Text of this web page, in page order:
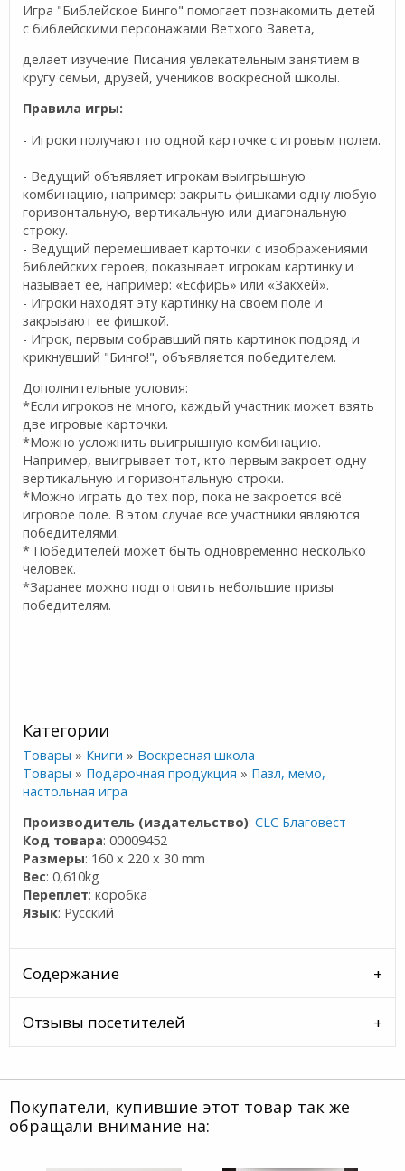
Игра "Библейское Бинго" помогает познакомить детей
с библейскими персонажами Ветхого Завета,
делает изучение Писания увлекательным занятием в
кругу семьи, друзей, учеников воскресной школы.
Правила игры:
- Игроки получают по одной карточке с игровым полем.
- Ведущий объявляет игрокам выигрышную
комбинацию, например: закрыть фишками одну любую
горизонтальную, вертикальную или диагональную
строку.
- Ведущий перемешивает карточки с изображениями
библейских героев, показывает игрокам картинку и
называет ее, например: «Есфирь» или «Закхей».
- Игроки находят эту картинку на своем поле и
закрывают ее фишкой.
- Игрок, первым собравший пять картинок подряд и
крикнувший "Бинго!", объявляется победителем.
Дополнительные условия:
*Если игроков не много, каждый участник может взять
две игровые карточки.
*Можно усложнить выигрышную комбинацию.
Например, выигрывает тот, кто первым закроет одну
вертикальную и горизонтальную строки.
*Можно играть до тех пор, пока не закроется всё
игровое поле. В этом случае все участники являются
победителями.
* Победителей может быть одновременно несколько
человек.
*Заранее можно подготовить небольшие призы
победителям.
Категории
Товары » Книги » Воскресная школа
Товары » Подарочная продукция » Пазл, мемо,
настольная игра
Производитель (издательство):CLC Благовест
Код товара: 00009452
Размеры: 160 x 220 x 30 mm
Вес: 0,610kg
Переплет: коробка
Язык: Русский
Содержание
Отзывы посетителей
Покупатели, купившие этот товар так же
обращали внимание на: